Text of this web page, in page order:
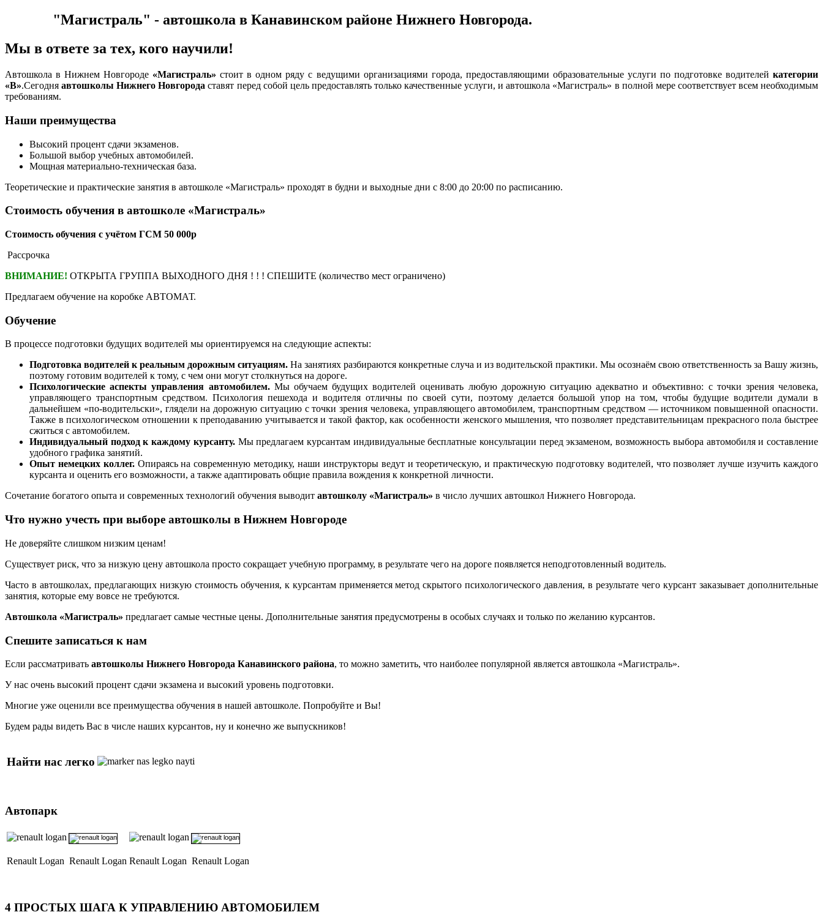
"Магистраль" - автошкола в Канавинском районе Нижнего Новгорода.
Мы в ответе за тех, кого научили!
Автошкола в Нижнем Новгороде «Магистраль» стоит в одном ряду с ведущими организациями города, предоставляющими образовательные услуги по подготовке водителей категории
«В».Сегодняавтошколы Нижнего Новгорода ставят перед собой цель предоставлять только качественные услуги, и автошкола «Магистраль» в полной мере соответствует всем необходимым
требованиям.
Наши преимущества
Высокий процент сдачи экзаменов.
Большой выбор учебных автомобилей.
Мощная материально-техническая база.
Теоретические и практические занятия в автошколе «Магистраль» проходят в будни и выходные дни с 8:00 до 20:00 по расписанию.
Стоимость обучения в автошколе «Магистраль»
Стоимость обучения с учётом ГСМ 50 000р
Рассрочка
ВНИМАНИЕ! ОТКРЫТА ГРУППА ВЫХОДНОГО ДНЯ ! ! ! СПЕШИТЕ (количество мест ограничено)
Предлагаем обучение на коробке АВТОМАТ.
Обучение
В процессе подготовки будущих водителей мы ориентируемся на следующие аспекты:
Подготовка водителей к реальным дорожным ситуациям. На занятиях разбираются конкретные случа и из водительской практики. Мы осознаём свою ответственность за Вашу жизнь,
поэтому готовим водителей к тому, с чем они могут столкнуться на дороге.
Психологические аспекты управления автомобилем.Мы обучаем будущих водителей оценивать любую дорожную ситуацию адекватно и объективно: с точки зрения человека,
управляющего транспортным средством. Психология пешехода и водителя отличны по своей сути, поэтому делается большой упор на том, чтобы будущие водители думали в
дальнейшем «по-водительски», глядели на дорожную ситуацию с точки зрения человека, управляющего автомобилем, транспортным средством — источником повышенной опасности.
Также в психологическом отношении к преподаванию учитывается и такой фактор, как особенности женского мышления, что позволяет представительницам прекрасного пола быстрее
сжиться с автомобилем.
Индивидуальный подход к каждому курсанту.Мы предлагаем курсантам индивидуальные бесплатные консультации перед экзаменом, возможность выбора автомобиля и составление
удобного графика занятий.
Опыт немецких коллег.Опираясь на современную методику, наши инструкторы ведут и теоретическую, и практическую подготовку водителей, что позволяет лучше изучить каждого
курсанта и оценить его возможности, а также адаптировать общие правила вождения к конкретной личности.
Сочетание богатого опыта и современных технологий обучения выводит автошколу «Магистраль» в число лучших автошкол Нижнего Новгорода.
Что нужно учесть при выборе автошколы в Нижнем Новгороде
Не доверяйте слишком низким ценам!
Существует риск, что за низкую цену автошкола просто сокращает учебную программу, в результате чего на дороге появляется неподготовленный водитель.
Часто в автошколах, предлагающих низкую стоимость обучения, к курсантам применяется метод скрытого психологического давления, в результате чего курсант заказывает дополнительные
занятия, которые ему вовсе не требуются.
Автошкола «Магистраль» предлагает самые честные цены. Дополнительные занятия предусмотрены в особых случаях и только по желанию курсантов.
Спешите записаться к нам
Если рассматривать автошколы Нижнего Новгорода Канавинского района, то можно заметить, что наиболее популярной является автошкола «Магистраль».
У нас очень высокий процент сдачи экзамена и высокий уровень подготовки.
Многие уже оценили все преимущества обучения в нашей автошколе. Попробуйте и Вы!
Будем рады видеть Вас в числе наших курсантов, ну и конечно же выпускников!
Найти нас легко
Автопарк
Renault Logan Renault Logan Renault Logan Renault Logan
4 ПРОСТЫХ ШАГА К УПРАВЛЕНИЮ АВТОМОБИЛЕМ